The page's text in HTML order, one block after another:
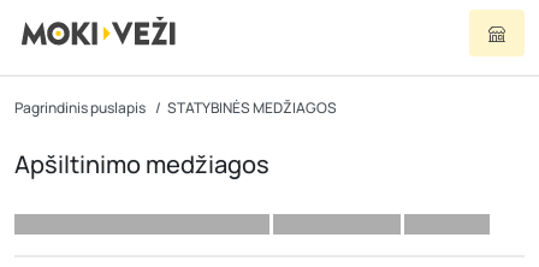
Pagrindinis puslapis STATYBINĖS MEDŽIAGOS
Apšiltinimo medžiagos